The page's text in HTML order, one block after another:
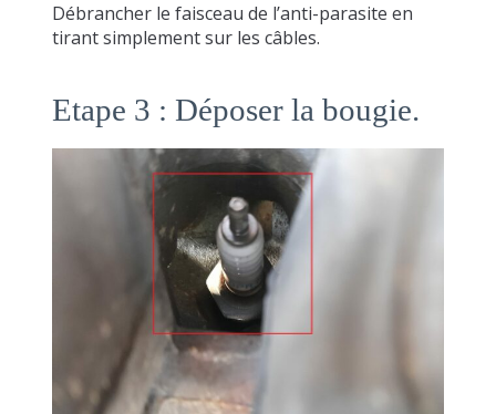
Débrancher le faisceau de l’anti-parasite en
tirant simplement sur les câbles.
Etape 3 : Déposer la bougie.